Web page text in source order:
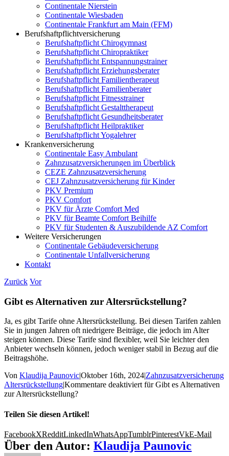
Continentale Nierstein
Continentale Wiesbaden
Continentale Frankfurt am Main (FFM)
Berufshaftpflichtversicherung
Berufshaftpflicht Chirogymnast
Berufshaftpflicht Chiropraktiker
Berufshaftpflicht Entspannungstrainer
Berufshaftpflicht Erziehungsberater
Berufshaftpflicht Familientherapeut
Berufshaftpflicht Familienberater
Berufshaftpflicht Fitnesstrainer
Berufshaftpflicht Gestalttherapeut
Berufshaftpflicht Gesundheitsberater
Berufshaftpflicht Heilpraktiker
Berufshaftpflicht Yogalehrer
Krankenversicherung
Continentale Easy Ambulant
Zahnzusatzversicherungen im Überblick
CEZE Zahnzusatzversicherung
CEJ Zahnzusatzversicherung für Kinder
PKV Premium
PKV Comfort
PKV für Ärzte Comfort Med
PKV für Beamte Comfort Beihilfe
PKV für Studenten & Auszubildende AZ Comfort
Weitere Versicherungen
Continentale Gebäudeversicherung
Continentale Unfallversicherung
Kontakt
Zurück Vor
Gibt es Alternativen zur Altersrückstellung?
Ja, es gibt Tarife ohne Altersrückstellung. Bei diesen Tarifen zahlen
Sie in jungen Jahren oft niedrigere Beiträge, die jedoch im Alter
steigen können. Diese Tarife sind flexibler, weil Sie leichter den
Anbieter wechseln können, jedoch weniger stabil in Bezug auf die
Beitragshöhe.
Von Klaudija Paunovic|Oktober 16th, 2024|Zahnzusatzversicherung
Altersrückstellung|Kommentare deaktiviertfür Gibt es Alternativen
zur Altersrückstellung?
Teilen Sie diesen Artikel!
FacebookXRedditLinkedInWhatsAppTumblrPinterestVkE-Mail
Über den Autor: Klaudija Paunovic